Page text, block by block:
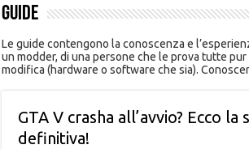
Guide
Le guide contengono la conoscenza e
un modder, di una persone che le prova tutte pur
modifica (hardware o software che sia).
GTA V crasha all’avvio? Ecco la
definitiva!